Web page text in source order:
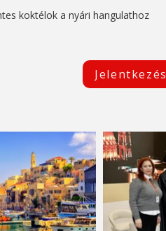
Jelentkezés
koktélok a nyári hangulathoz